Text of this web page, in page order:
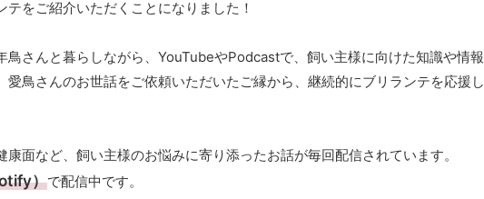
をご紹介いただくことになりました！
鳥さんと暮らしながら、YouTubeやPodcastで、飼い主様に向けた知識や情報
愛鳥さんのお世話をご依頼いただいたご縁から、継続的にブリランテを応援し
面など、飼い主様のお悩みに寄り添ったお話が毎回配信されています。
）で配信中です。